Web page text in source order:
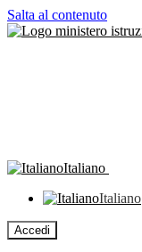
Salta al contenuto
Italiano
Italiano
Accedi